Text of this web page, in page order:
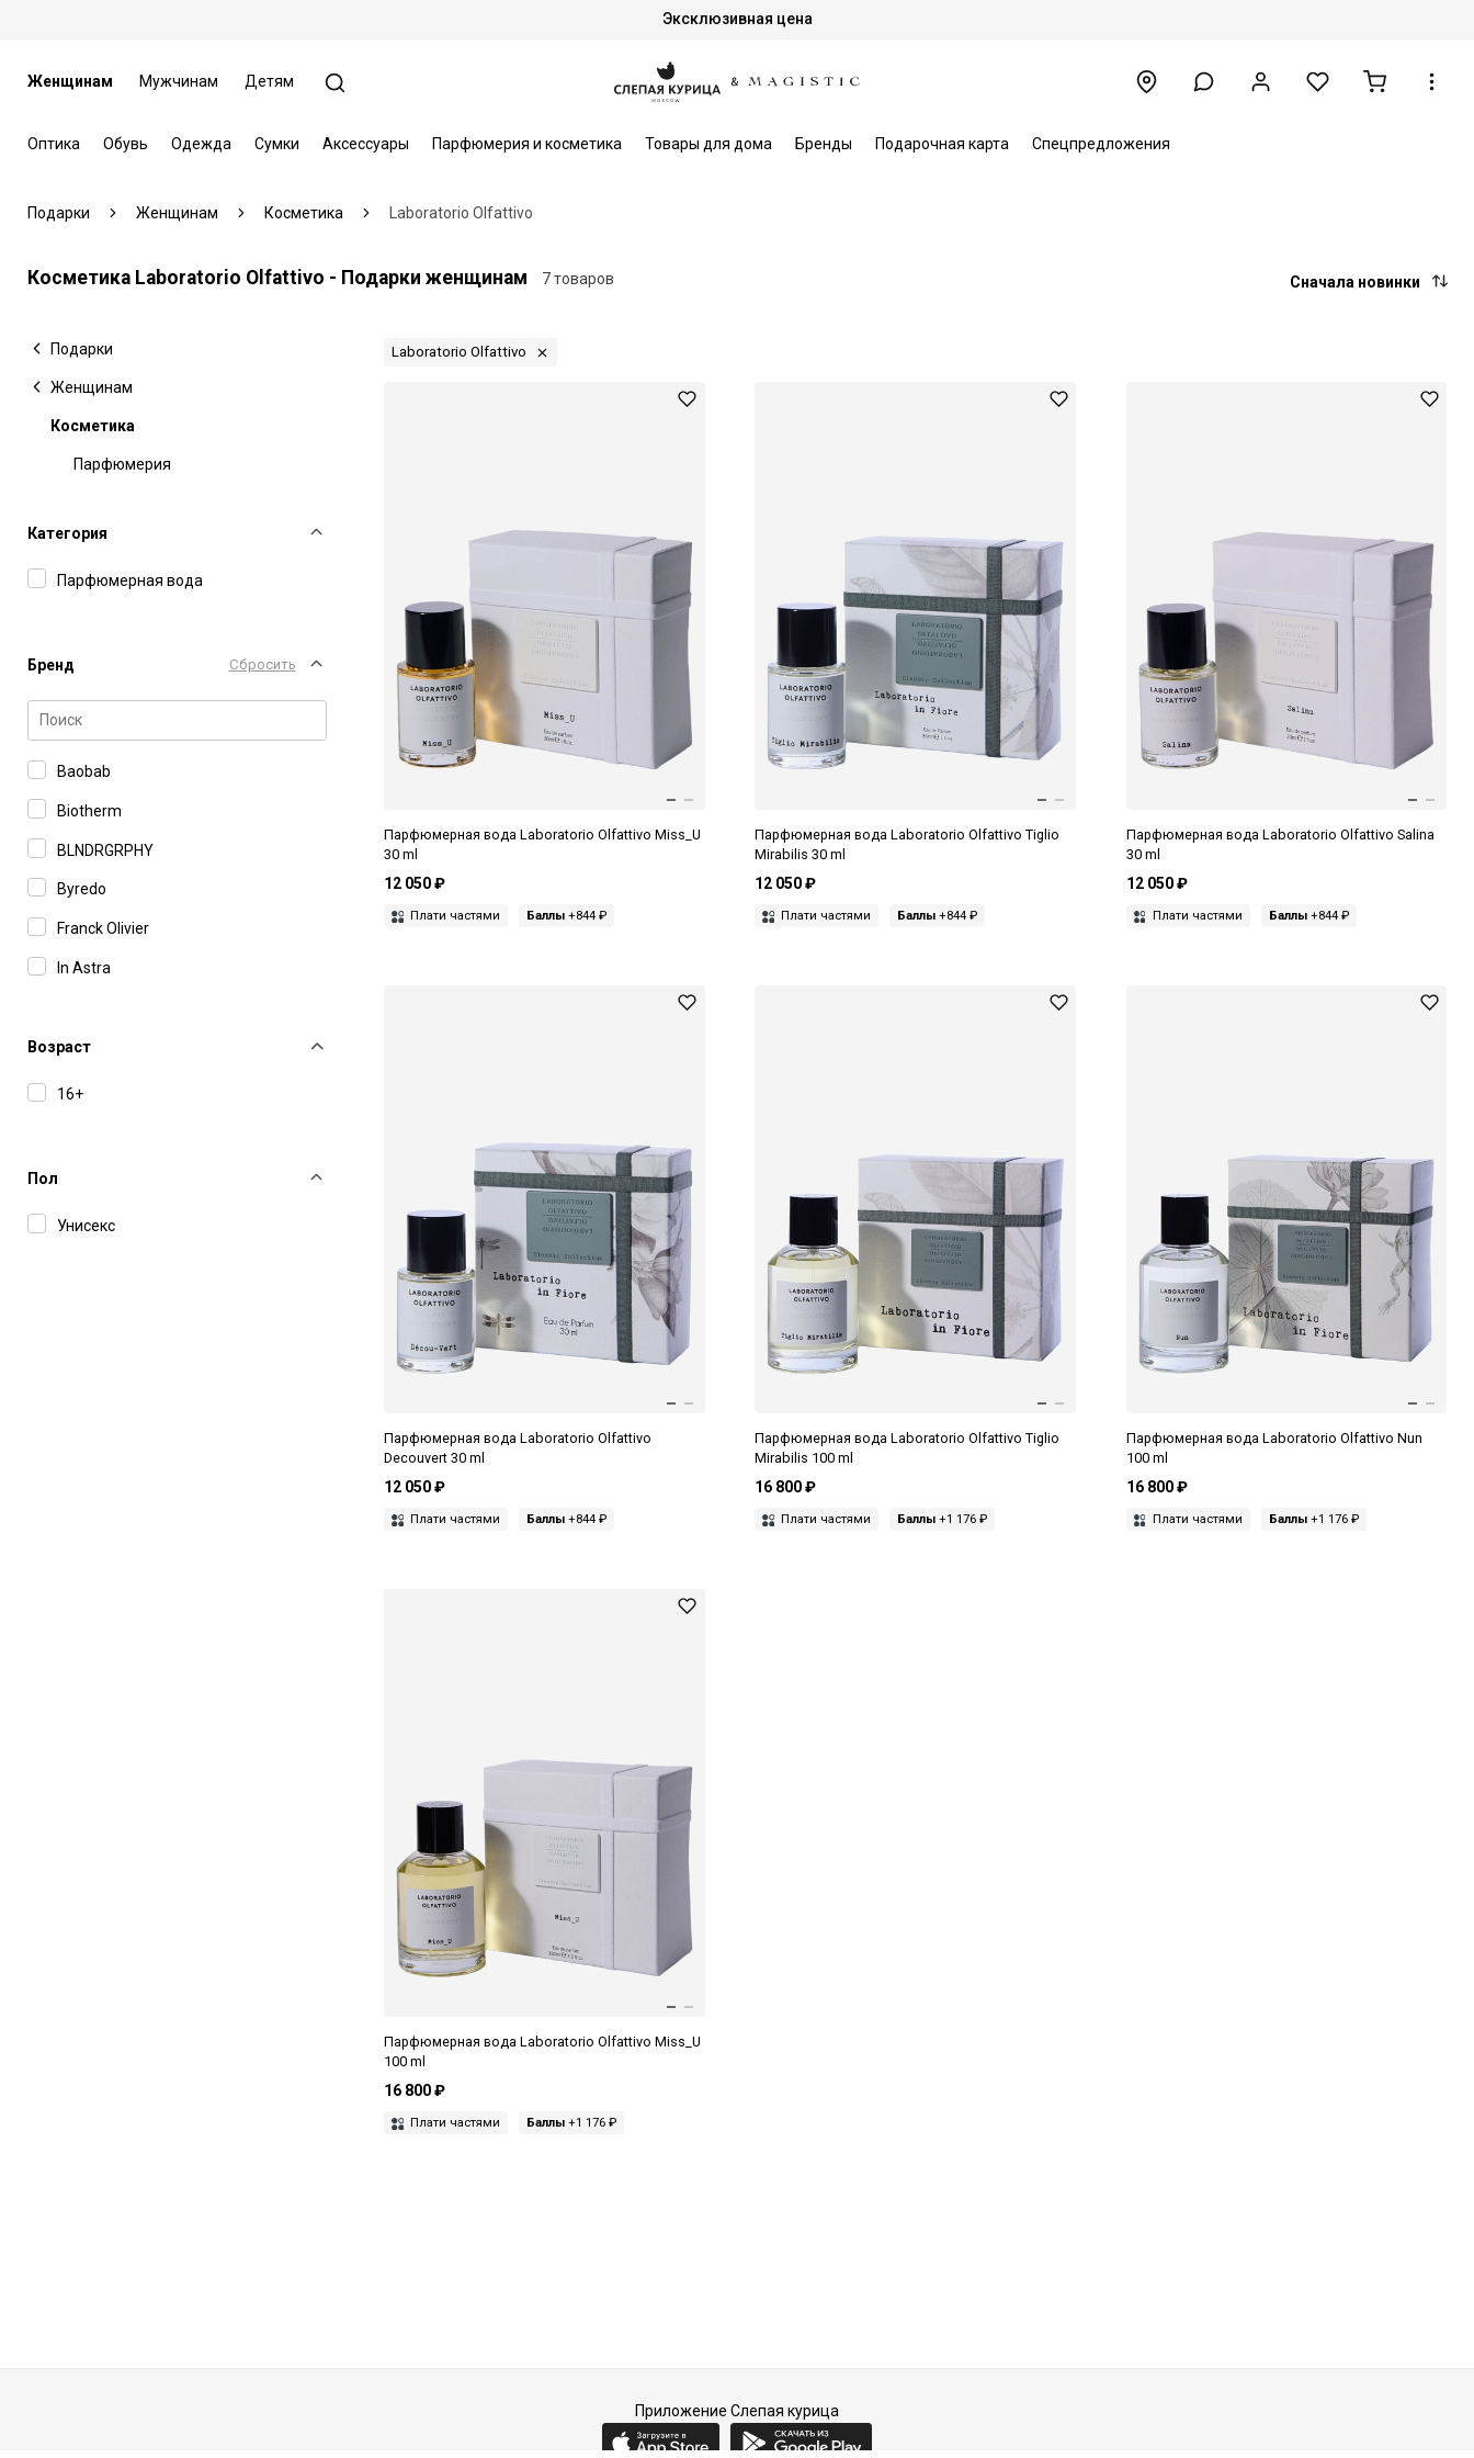
Эксклюзивная цена
Женщинам Мужчинам Детям
Оптика Обувь Одежда Сумки Аксессуары Парфюмерия и косметика Товары для дома Бренды Подарочная карта Спецпредложения
Подарки Женщинам Косметика Laboratorio Olfattivo
Косметика Laboratorio Olfattivo - Подарки женщинам 7 товаров Сначала новинки
Подарки
Женщинам
Косметика
Парфюмерия
Категория
Парфюмерная вода
Бренд Сбросить
Baobab
Biotherm
BLNDRGRPHY
Byredo
Franck Olivier
In Astra
Laboratorio Olfattivo
Matiere Premiere
Возраст
16+
Пол
Унисекс
Laboratorio Olfattivo
Парфюмерная вода Laboratorio Olfattivo Miss_U
30 ml
12 050 ₽
Плати частями Баллы +844 ₽
Парфюмерная вода Laboratorio Olfattivo Tiglio
Mirabilis 30 ml
12 050 ₽
Плати частями Баллы +844 ₽
Парфюмерная вода Laboratorio Olfattivo Salina
30 ml
12 050 ₽
Плати частями Баллы+844 ₽
Парфюмерная вода Laboratorio Olfattivo
Decouvert 30 ml
12 050 ₽
Плати частями Баллы +844 ₽
Парфюмерная вода Laboratorio Olfattivo Tiglio
Mirabilis 100 ml
16 800 ₽
Плати частями Баллы +1 176 ₽
Парфюмерная вода Laboratorio Olfattivo Nun
100 ml
16 800 ₽
Плати частями Баллы+1 176 ₽
Парфюмерная вода Laboratorio Olfattivo Miss_U
100 ml
16 800 ₽
Плати частями Баллы +1 176 ₽
Приложение Слепая курица